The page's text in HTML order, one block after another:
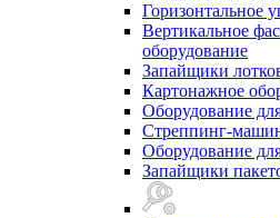
Горизонтальное
Вертикальное
оборудование
Запайщики
Картонажное
Оборудование
Стреппинг-
Оборудование
Запайщики